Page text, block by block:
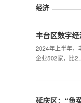
经济
丰台区数字
2024年上半年，
企业502家，比2…
延庆区：“鱼